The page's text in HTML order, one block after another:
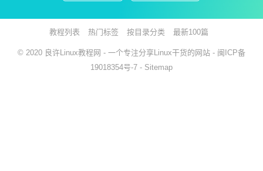
教程列表 热门标签 按目录分类 最新100篇
© 2020 良许Linux教程网 - 一个专注分享Linux干货的网站 - 闽ICP备
19018354号-7 - Sitemap